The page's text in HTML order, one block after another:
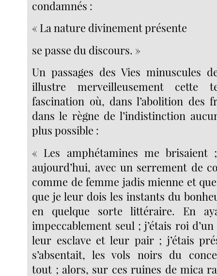
condamnés :
« La nature divinement présente
se passe du discours. »
Un passages des Vies minuscules
illustre merveilleusement cette
fascination où, dans l’abolition des
dans le règne de l’indistinction
plus possible :
« Les amphétamines me brisaient
aujourd’hui, avec un serrement de
comme de femme jadis mienne et
que je leur dois les instants du
en quelque sorte littéraire. En
impeccablement seul ; j’étais roi
leur esclave et leur pair ; j’étais
s’absentait, les vols noirs du
tout ; alors, sur ces ruines de mica